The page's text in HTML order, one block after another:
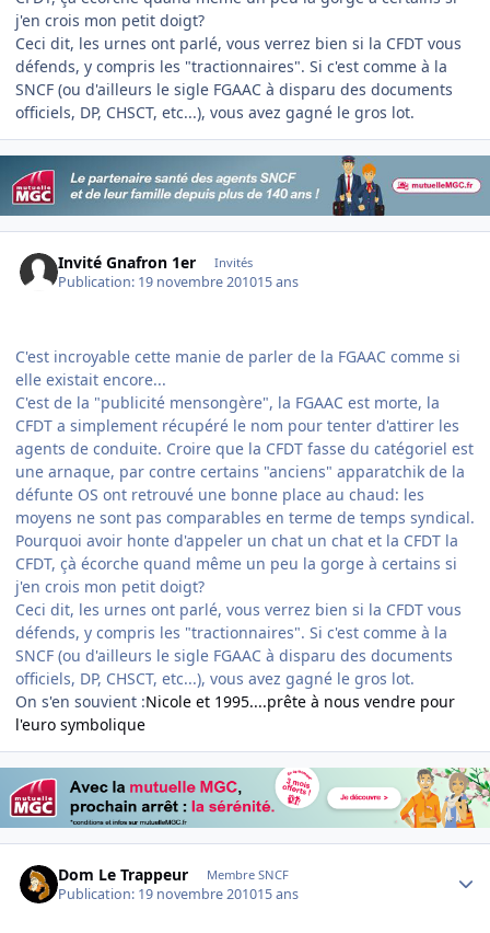
j'en crois mon petit doigt?
Ceci dit, les urnes ont parlé, vous verrez bien si la CFDT vous
défends, y compris les "tractionnaires". Si c'est comme à la
SNCF (ou d'ailleurs le sigle FGAAC à disparu des documents
officiels, DP, CHSCT, etc...), vous avez gagné le gros lot.
Invité Gnafron 1er Invités
Publication: 19 novembre 201015 ans
C'est incroyable cette manie de parler de la FGAAC comme si
elle existait encore...
C'est de la "publicité mensongère", la FGAAC est morte, la
CFDT a simplement récupéré le nom pour tenter d'attirer les
agents de conduite. Croire que la CFDT fasse du catégoriel est
une arnaque, par contre certains "anciens" apparatchik de la
défunte OS ont retrouvé une bonne place au chaud: les
moyens ne sont pas comparables en terme de temps syndical.
Pourquoi avoir honte d'appeler un chat un chat et la CFDT la
CFDT, çà écorche quand même un peu la gorge à certains si
j'en crois mon petit doigt?
Ceci dit, les urnes ont parlé, vous verrez bien si la CFDT vous
défends, y compris les "tractionnaires". Si c'est comme à la
SNCF (ou d'ailleurs le sigle FGAAC à disparu des documents
officiels, DP, CHSCT, etc...), vous avez gagné le gros lot.
On s'en souvient :Nicole et 1995....prête à nous vendre pour
l'euro symbolique
Dom Le Trappeur Membre SNCF
Publication: 19 novembre 201015 ans